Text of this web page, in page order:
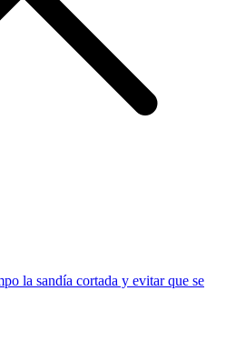
la sandía cortada y evitar que se